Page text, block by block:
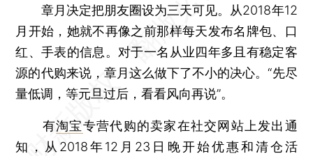
章月决定把朋友圈设为三天可见。从2018年12
月开始，她就不再像之前那样每天发布名牌包、口
红、手表的信息。对于一名从业四年多且有稳定客
源的代购来说，章月这么做下了不小的决心。“先尽
量低调，等元旦过后，看看风向再说”。
有淘宝专营代购的卖家在社交网站上发出通
知，从2018年12月23日晚开始优惠和清仓活